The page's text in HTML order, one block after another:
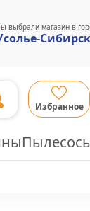
выбрали магазин в
Избранное